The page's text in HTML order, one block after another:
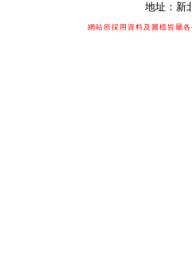
地址：新
網站所採用資料及圖檔皆屬